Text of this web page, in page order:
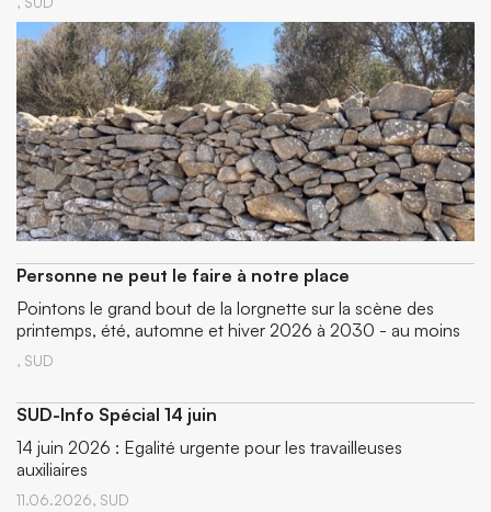
Personne ne peut le faire à notre place
Pointons le grand bout de la lorgnette sur la scène des
printemps, été, automne et hiver 2026 à 2030 - au moins
, SUD
SUD-Info Spécial 14 juin
14 juin 2026 : Egalité urgente pour les travailleuses
auxiliaires
11.06.2026, SUD